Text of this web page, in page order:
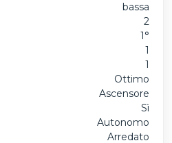
bassa
2
1°
1
1
Ottimo
Ascensore
Sì
Autonomo
Arredato